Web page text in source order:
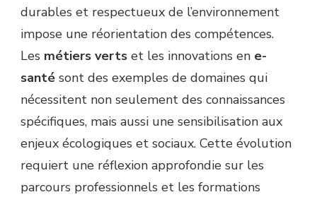
durables et respectueux de l’environnement
impose une réorientation des compétences.
Les métiers verts et les innovations en e-
santé sont des exemples de domaines qui
nécessitent non seulement des connaissances
spécifiques, mais aussi une sensibilisation aux
enjeux écologiques et sociaux. Cette évolution
requiert une réflexion approfondie sur les
parcours professionnels et les formations